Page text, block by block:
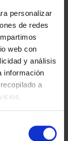
personalizar
de redes
web con
y análisis
información
a